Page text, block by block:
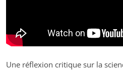
Une réflexion critique sur la